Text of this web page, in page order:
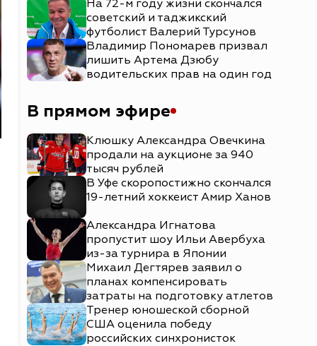
На 72-м году жизни скончался
советский и таджикский
футболист Валерий Турсунов
Владимир Пономарев призвал
лишить Артема Дзюбу
водительских прав на один год
В прямом эфире
Клюшку Александра Овечкина
продали на аукционе за 940
тысяч рублей
В Уфе скоропостижно скончался
19-летний хоккеист Амир Ханов
Александра Игнатова
пропустит шоу Ильи Авербуха
из-за турнира в Японии
Михаил Дегтярев заявил о
планах компенсировать
затраты на подготовку атлетов
Тренер юношеской сборной
США оценила победу
российских синхронисток